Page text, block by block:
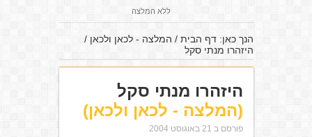
ללא המלצה
הנך כאן:דף הבית / המלצה - לכאן ולכאן /
היזהרו מנתי סקל
היזהרו מנתי סקל
(המלצה - לכאן ולכאן)
פורסם ב 21 באוגוסט 2004